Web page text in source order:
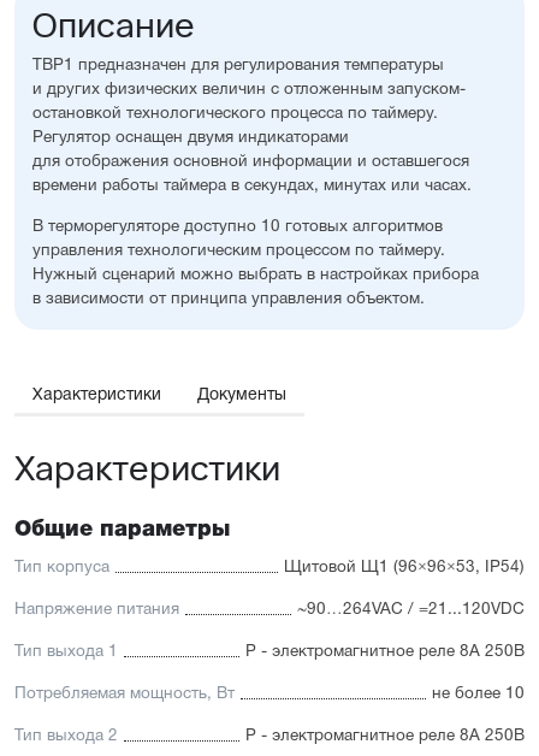
Описание
ТВР1 предназначен для регулирования температуры
и других физических величин с отложенным запуском-
остановкой технологического процесса по таймеру.
Регулятор оснащен двумя индикаторами
для отображения основной информации и оставшегося
времени работы таймера в секундах, минутах или часах.
В терморегуляторе доступно 10 готовых алгоритмов
управления технологическим процессом по таймеру.
Нужный сценарий можно выбрать в настройках прибора
в зависимости от принципа управления объектом.
для подключения сигнализирующих устройств после
процессами в печах, камерах сушки и покраски,
ванн и полуавтоматических CIP-моек
Характеристики Документы
Характеристики
Общие параметры
Тип корпуса Щитовой Щ1 (96×96×53, IP54)
Напряжение питания ~90…264VAC / =21...120VDC
Тип выхода 1 Р - электромагнитное реле 8А 250В
Потребляемая мощность, Вт не более 10
Тип выхода 2 Р - электромагнитное реле 8А 250В